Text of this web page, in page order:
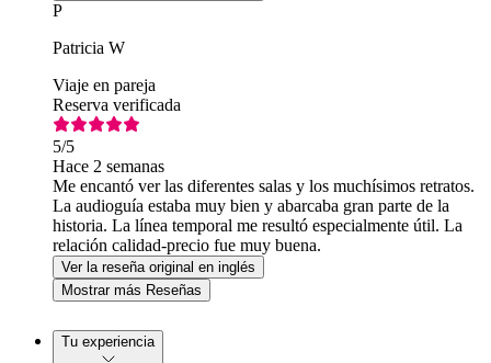
P
Patricia W
Viaje en pareja
Reserva verificada
5/5
Hace 2 semanas
Me encantó ver las diferentes salas y los muchísimos retratos.
La audioguía estaba muy bien y abarcaba gran parte de la
historia. La línea temporal me resultó especialmente útil. La
relación calidad-precio fue muy buena.
Ver la reseña original en inglés
Mostrar más Reseñas
Tu experiencia